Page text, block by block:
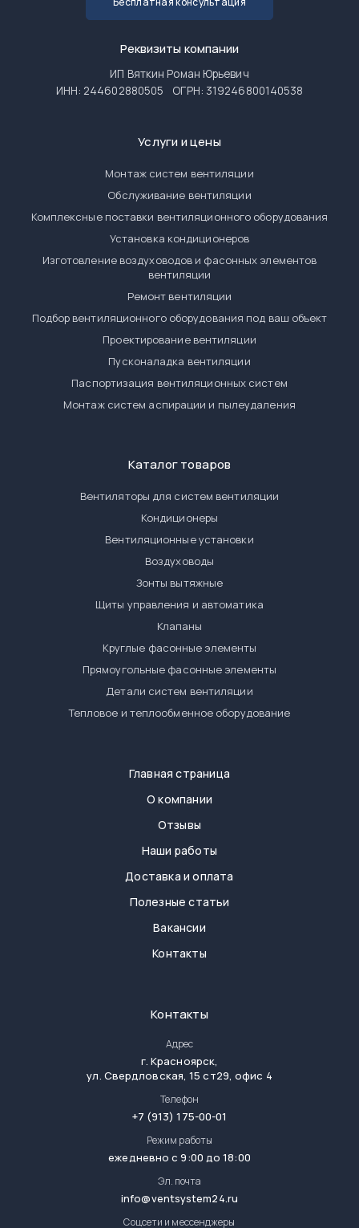
Реквизиты компании
ИП Вяткин Роман Юрьевич
ИНН: 244602880505
ОГРН: 319246800140538
Услуги и цены
Монтаж систем вентиляции
Обслуживание вентиляции
Комплексные поставки вентиляционного оборудования
Установка кондиционеров
Изготовление воздуховодов и фасонных элементов
вентиляции
Ремонт вентиляции
Подбор вентиляционного оборудования под ваш объект
Проектирование вентиляции
Пусконаладка вентиляции
Паспортизация вентиляционных систем
Монтаж систем аспирации и пылеудаления
Каталог товаров
Вентиляторы для систем вентиляции
Кондиционеры
Вентиляционные установки
Воздуховоды
Зонты вытяжные
Щиты управления и автоматика
Клапаны
Круглые фасонные элементы
Прямоугольные фасонные элементы
Детали систем вентиляции
Тепловое и теплообменное оборудование
Главная страница
О компании
Отзывы
Наши работы
Доставка и оплата
Полезные статьи
Вакансии
Контакты
Контакты
Адрес
г.Красноярск,
ул. Свердловская, 15 ст29, офис 4
Телефон
+7 (913) 175-00-01
Режим работы
ежедневно с 9:00 до 18:00
Эл. почта
info@ventsystem24.ru
Соцсети и мессенджеры